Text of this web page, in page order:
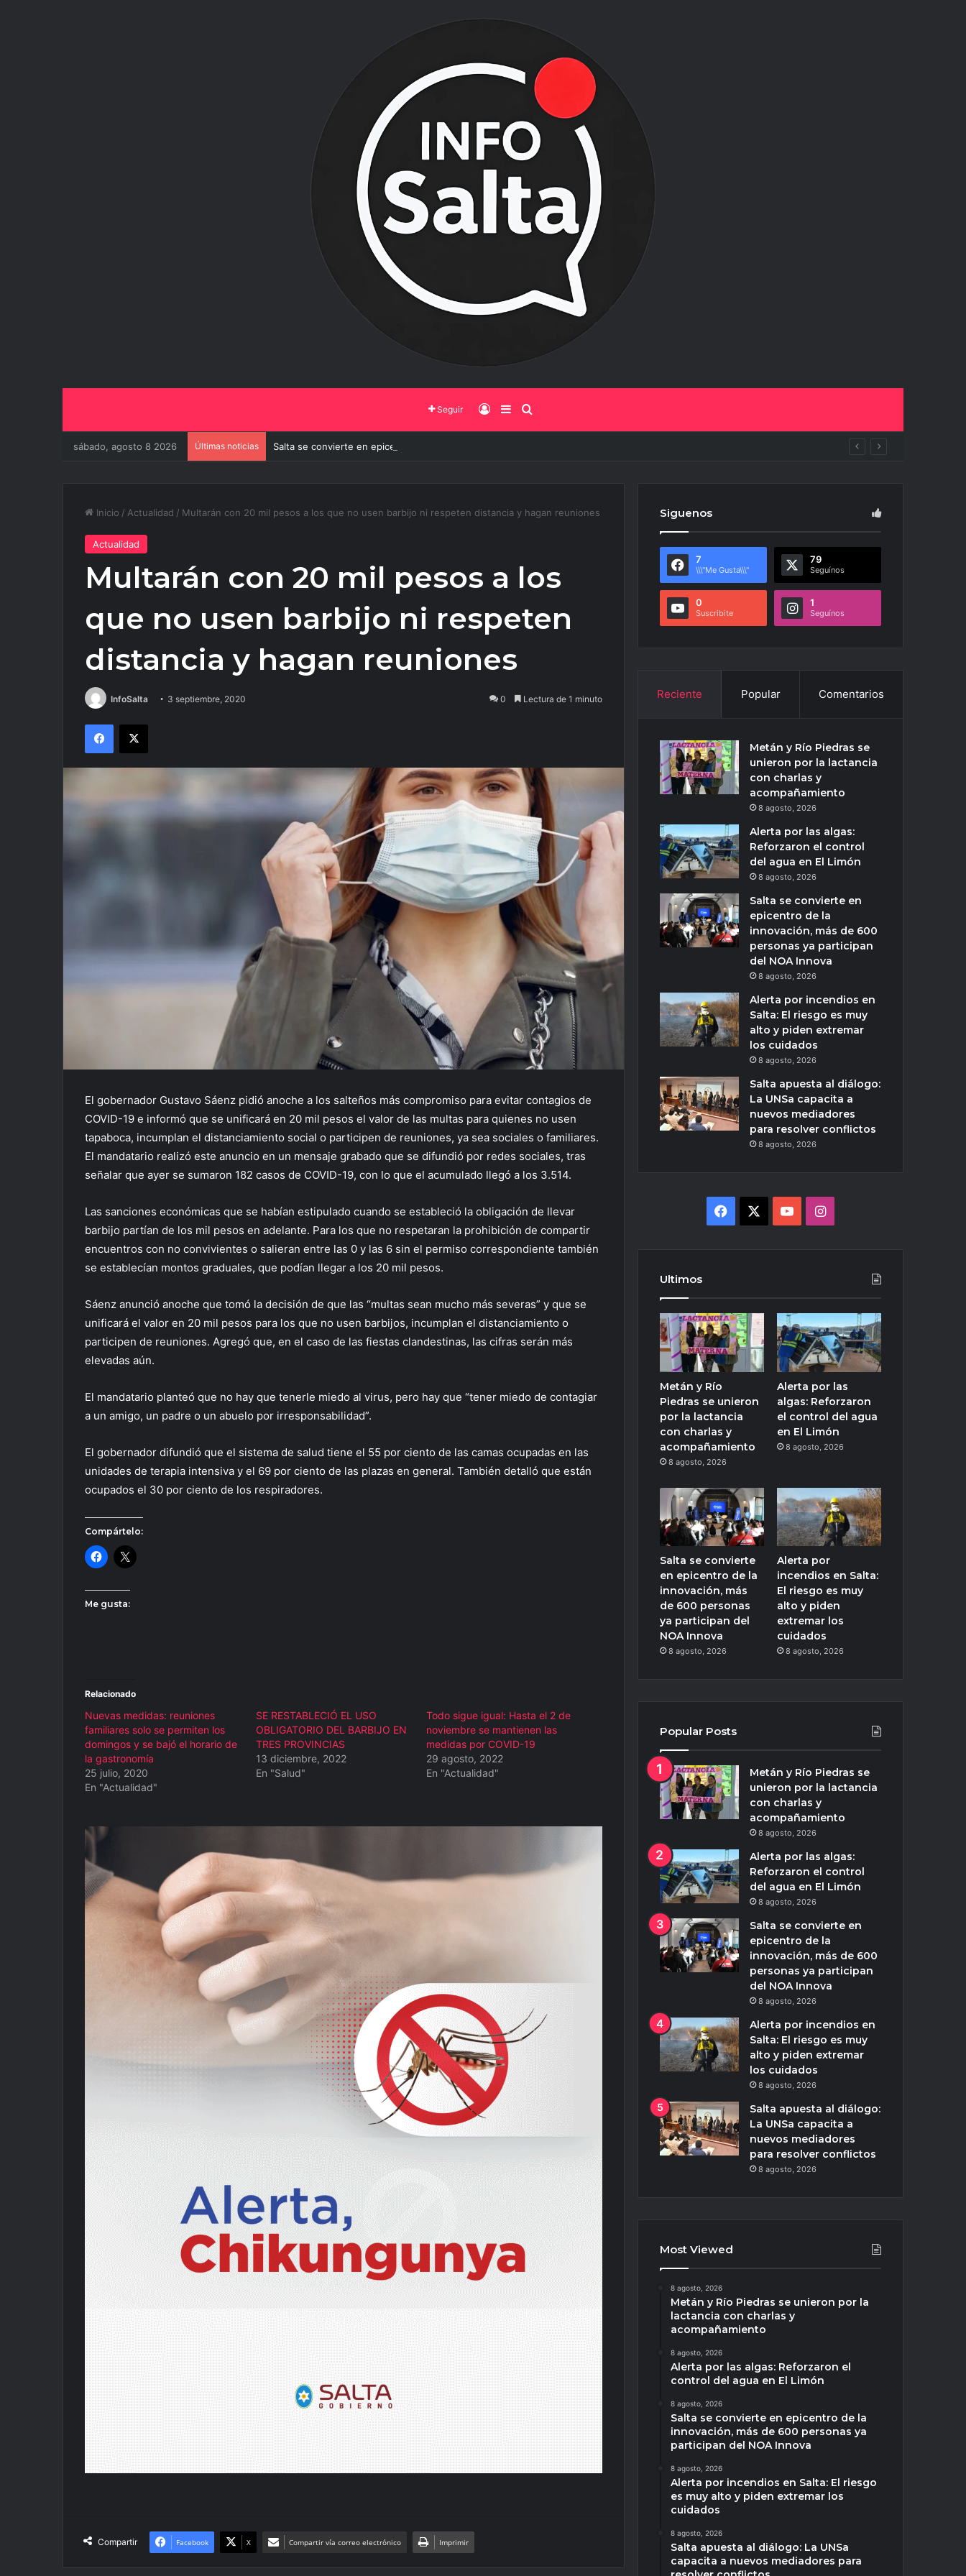
Seguir Iniciar Sesión
Barra Lateral
sábado, agosto 8 2026 Últimas noticias Salta se convierte en epicentro de la innovación, más de 600 personas ya participan del NOA Innova
Inicio / Actualidad / Multarán con 20 mil pesos a los que no usen barbijo ni respeten distancia y hagan reuniones
Actualidad
Multarán con 20 mil pesos a los
que no usen barbijo ni respeten
distancia y hagan reuniones
InfoSalta 3 septiembre, 2020 0 Lectura de 1 minuto
Facebook
X
El gobernador Gustavo Sáenz pidió anoche a los salteños más compromiso para evitar contagios de
COVID-19 e informó que se unificará en 20 mil pesos el valor de las multas para quienes no usen
tapaboca, incumplan el distanciamiento social o participen de reuniones, ya sea sociales o familiares.
El mandatario realizó este anuncio en un mensaje grabado que se difundió por redes sociales, tras
señalar que ayer se sumaron 182 casos de COVID-19, con lo que el acumulado llegó a los 3.514.
Las sanciones económicas que se habían estipulado cuando se estableció la obligación de llevar
barbijo partían de los mil pesos en adelante. Para los que no respetaran la prohibición de compartir
encuentros con no convivientes o salieran entre las 0 y las 6 sin el permiso correspondiente también
se establecían montos graduales, que podían llegar a los 20 mil pesos.
Sáenz anunció anoche que tomó la decisión de que las “multas sean mucho más severas” y que se
unificará el valor en 20 mil pesos para los que no usen barbijos, incumplan el distanciamiento o
participen de reuniones. Agregó que, en el caso de las fiestas clandestinas, las cifras serán más
elevadas aún.
El mandatario planteó que no hay que tenerle miedo al virus, pero hay que “tener miedo de contagiar
a un amigo, un padre o un abuelo por irresponsabilidad”.
El gobernador difundió que el sistema de salud tiene el 55 por ciento de las camas ocupadas en las
unidades de terapia intensiva y el 69 por ciento de las plazas en general. También detalló que están
ocupados el 30 por ciento de los respiradores.
Compártelo:
Me gusta:
Relacionado
Nuevas medidas: reuniones
familiares solo se permiten los
domingos y se bajó el horario de
la gastronomía
25 julio, 2020
En "Actualidad"
SE RESTABLECIÓ EL USO
OBLIGATORIO DEL BARBIJO EN
TRES PROVINCIAS
13 diciembre, 2022
En "Salud"
Todo sigue igual: Hasta el 2 de
noviembre se mantienen las
medidas por COVID-19
29 agosto, 2022
En "Actualidad"
Compartir Facebook X Compartir vía correo electrónico Imprimir
Siguenos
7
\\\"Me Gusta\\\"
79
Seguínos
0
Suscribite
1
Seguínos
Reciente Popular Comentarios
Metán y Río Piedras se
unieron por la lactancia
con charlas y
acompañamiento
8 agosto, 2026
Alerta por las algas:
Reforzaron el control
del agua en El Limón
8 agosto, 2026
Salta se convierte en
epicentro de la
innovación, más de 600
personas ya participan
del NOA Innova
8 agosto, 2026
Alerta por incendios en
Salta: El riesgo es muy
alto y piden extremar
los cuidados
8 agosto, 2026
Salta apuesta al diálogo:
La UNSa capacita a
nuevos mediadores
para resolver conflictos
8 agosto, 2026
Facebook YouTubeInstagram
Ultimos
Metán y Río
Piedras se unieron
por la lactancia
con charlas y
acompañamiento
8 agosto, 2026
Alerta por las
algas: Reforzaron
el control del agua
en El Limón
8 agosto, 2026
Salta se convierte
en epicentro de la
innovación, más
de 600 personas
ya participan del
NOA Innova
8 agosto, 2026
Alerta por
incendios en Salta:
El riesgo es muy
alto y piden
extremar los
cuidados
8 agosto, 2026
Popular Posts
Metán y Río Piedras se
unieron por la lactancia
con charlas y
acompañamiento
8 agosto, 2026
Alerta por las algas:
Reforzaron el control
del agua en El Limón
8 agosto, 2026
Salta se convierte en
epicentro de la
innovación, más de 600
personas ya participan
del NOA Innova
8 agosto, 2026
Alerta por incendios en
Salta: El riesgo es muy
alto y piden extremar
los cuidados
8 agosto, 2026
Salta apuesta al diálogo:
La UNSa capacita a
nuevos mediadores
para resolver conflictos
8 agosto, 2026
Most Viewed
8 agosto, 2026
Metán y Río Piedras se unieron por la
lactancia con charlas y
acompañamiento
8 agosto, 2026
Alerta por las algas: Reforzaron el
control del agua en El Limón
8 agosto, 2026
Salta se convierte en epicentro de la
innovación, más de 600 personas ya
participan del NOA Innova
8 agosto, 2026
Alerta por incendios en Salta: El riesgo
es muy alto y piden extremar los
cuidados
8 agosto, 2026
Salta apuesta al diálogo: La UNSa
capacita a nuevos mediadores para